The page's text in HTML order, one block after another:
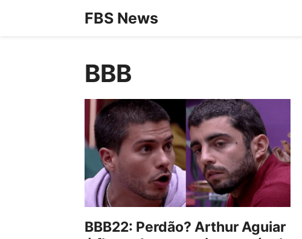
FBS News
BBB
BBB22: Perdão? Arthur Aguiar